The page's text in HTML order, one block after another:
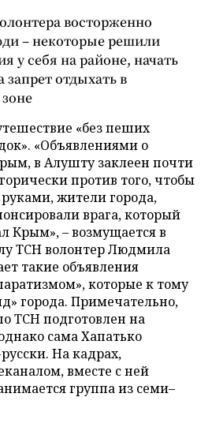
восторженно
– некоторые решили
у себя на районе, начать
отдыхать в
«без пеших
«Объявлениями о
в Алушту заклеен почти
против того, чтобы
жители города,
врага, который
Крым», – возмущается в
ТСН волонтер Людмила
такие объявления
которые к тому
города. Примечательно,
ТСН подготовлен на
сама Хапатько
На кадрах,
вместе с ней
группа из семи–